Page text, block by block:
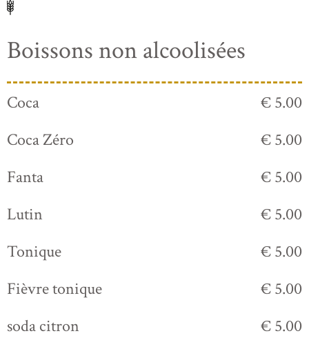
Boissons non alcoolisées
Coca
€ 5.00
Coca Zéro
€ 5.00
Fanta
€ 5.00
Lutin
€ 5.00
Tonique
€ 5.00
Fièvre tonique
€ 5.00
soda citron
€ 5.00